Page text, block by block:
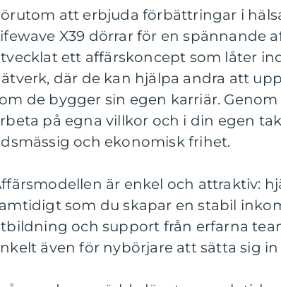
att erbjuda förbättringar i
X39 dörrar för en spännande
ett affärskoncept som låter
där de kan hjälpa andra att
de bygger sin egen karriär.
på egna villkor och i din egen
och ekonomisk frihet.
är enkel och attraktiv:
som du skapar en stabil
och support från erfarna
även för nybörjare att sätta sig